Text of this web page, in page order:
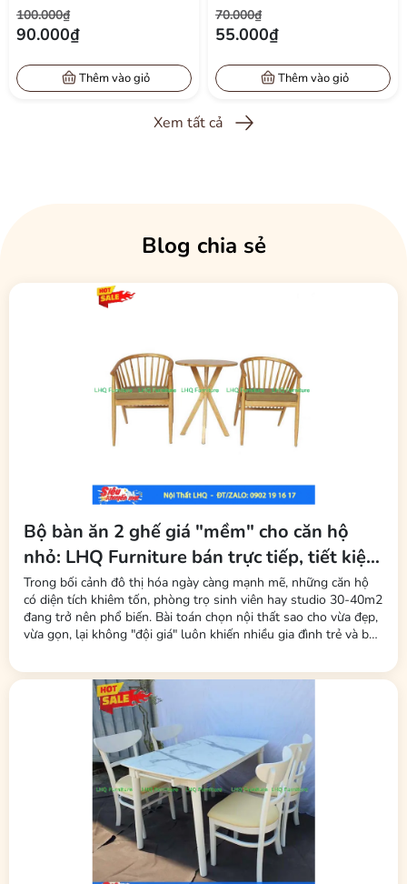
NHỎ
100.000₫
90.000₫
Thêm vào giỏ
70.000₫
55.000₫
Thêm vào giỏ
Xem tất cả
Blog chia sẻ
Bộ bàn ăn 2 ghế giá "mềm" cho căn hộ
nhỏ: LHQ Furniture bán trực tiếp, tiết kiệm
tối đa phí trung gian
Trong bối cảnh đô thị hóa ngày càng mạnh mẽ, những căn hộ
có diện tích khiêm tốn, phòng trọ sinh viên hay studio 30-40m2
đang trở nên phổ biến. Bài toán chọn nội thất sao cho vừa đẹp,
vừa gọn, lại không "đội giá" luôn khiến nhiều gia đình trẻ và bạn
Cao Su) đã tung ra thị trường dòng sản phẩm bộ bàn ăn 2 ghế